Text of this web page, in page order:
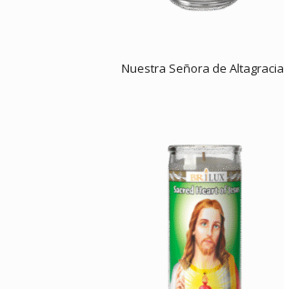
Nuestra Señora de Altagracia